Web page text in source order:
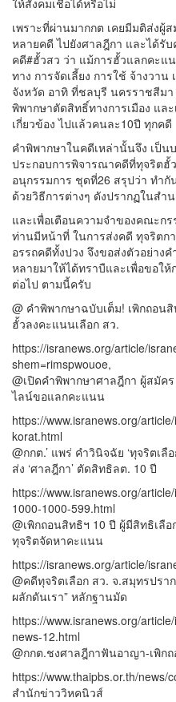
ให้สังคมเชื่อได้หรือไม่
เพราะที่ผ่านมากกต เคยมีมติส่งผู้
หลายคดี ไปยังศาลฎีกา และได้รั
คดี#ฮั้วสว ว่า แม้การฮั้วแลกคะแ
ทาง การจัดเลี้ยง การใช้ จ้างวา
จังหวัด อาทิ ที่ชลบุรี นครราชสีม
พิพากษาตัดสิทธิ์ทางการเมือง แล
เกี่ยวข้อง ไปแล้วคนละ10ปี ทุกคดี
คำพิพากษาในคดีเหล่านั้นจึง เป็
ประกอบการพิจารณาคดีที่ทุจริตฮั้
อนุกรรมการ ชุดที่26 สรุปว่า ทำ
ด้วยวิธีการต่างๆ ดังปรากฏในสำ
และเพื่อเตือนความจำของคณะกร
ท่านมีหน้าที่ ในการส่งคดี ทุจริตก
อรรถคดีทั้งปวง จึงขอส่งตัวอย่าง
หลายมาให้ได้ทราบืและเพื่อขอใ
ต่อไป ตามนี้ครับ
@ คำพิพากษาฉบับเต็ม! เพิกถอน
ฮั้วลงคะแนนเลือก สว.
https://isranews.org/article/
shem=rimspwouoe,
@เปิดคำพิพากษาศาลฎีกา ผู้สมัค
ไลน์ขอแลกคะแนน
https://www.isranews.org/
korat.html
@กกต.’ แพร่ คำวินิจฉัย ‘ทุจริตเลื
ส่ง ‘ศาลฎีกา’ ตัดสิทธิลต. 10 ปี
https://www.isranews.org/
1000-1000-599.html
@เพิกถอนสิทธิฯ 10 ปี ผู้มีสิทธิเลื
ทุจริตจัดหาคะแนน
https://isranews.org/article/
@คดีทุจริตเลือก สว. จ.สมุทรปรา
ผลักดันเรา” หลักฐานมัด
https://www.isranews.org/
news-12.html
@กกต.ชงศาลฎีกาฟันอาญา-เพิก
https://www.thaipbs.or.th/news/
สำนักข่าววิหคนิวส์